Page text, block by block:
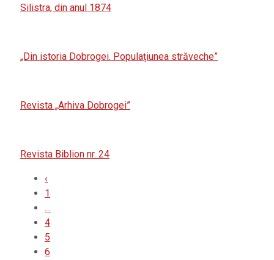
Silistra, din anul 1874
„Din istoria Dobrogei. Populațiunea străveche”
Revista „Arhiva Dobrogei”
Revista Biblion nr. 24
‹
1
…
4
5
6